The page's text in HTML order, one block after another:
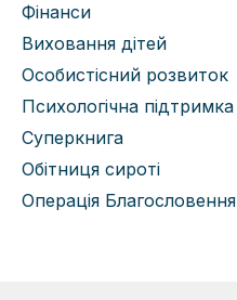
Фінанси
Виховання дітей
Особистісний розвиток
Психологічна підтримка
Суперкнига
Обітниця сироті
Операція Благословення